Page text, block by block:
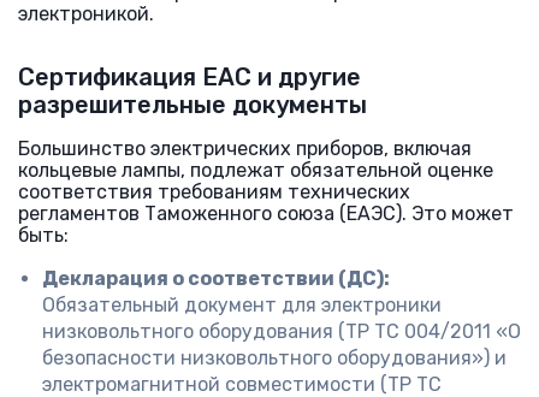
электроникой.
Сертификация ЕАС и другие
разрешительные документы
Большинство электрических приборов, включая
кольцевые лампы, подлежат обязательной оценке
соответствия требованиям технических
регламентов Таможенного союза (ЕАЭС). Это может
быть:
Декларация о соответствии (ДС):
Обязательный документ для электроники
низковольтного оборудования (ТР ТС 004/2011 «О
безопасности низковольтного оборудования») и
электромагнитной совместимости (ТР ТС